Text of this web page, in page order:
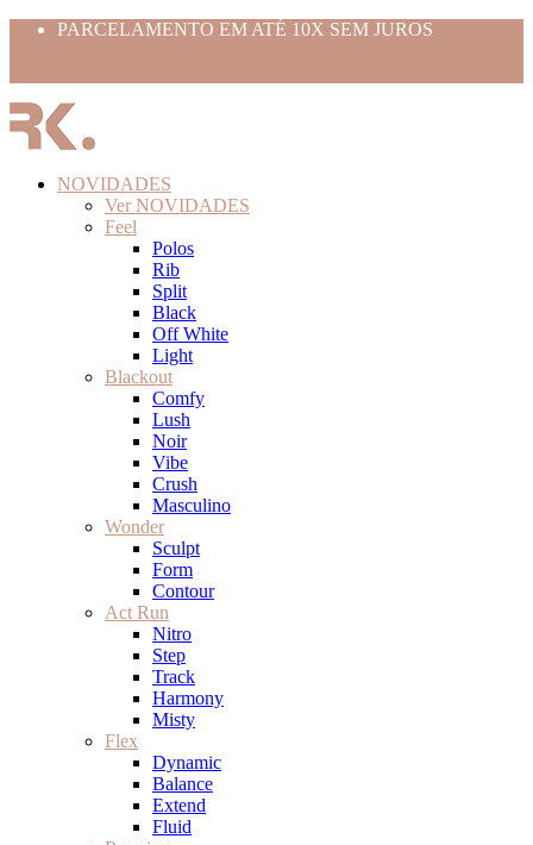
PARCELAMENTO EM ATÉ 10X SEM JUROS
NOVIDADES
Ver NOVIDADES
Feel
Polos
Rib
Split
Black
Off White
Light
Blackout
Comfy
Lush
Noir
Vibe
Crush
Masculino
Wonder
Sculpt
Form
Contour
Act Run
Nitro
Step
Track
Harmony
Misty
Flex
Dynamic
Balance
Extend
Fluid